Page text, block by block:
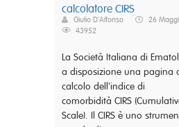
calcolatore CIRS
Giulio D'Alfonso
26
43952
La Società Italiana di
a disposizione una pagina
calcolo dell'indice di
comorbidità CIRS
Scale). Il CIRS è uno